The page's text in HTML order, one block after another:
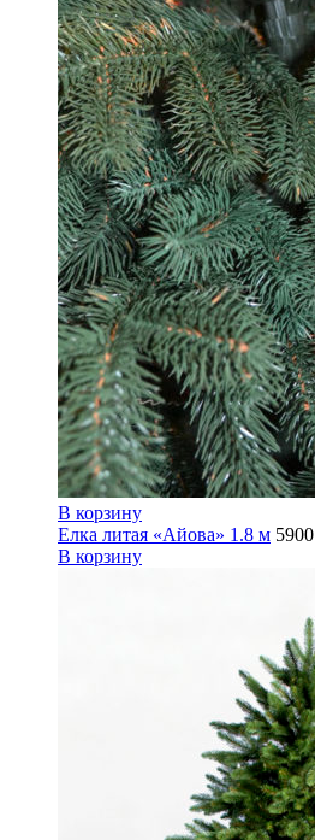
В корзину
Елка литая «Айова» 1.8 м 5900
В корзину